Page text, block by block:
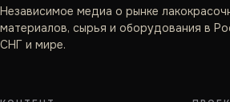
Независимое медиа о рынке
материалов, сырья и оборудования в
СНГ и мире.